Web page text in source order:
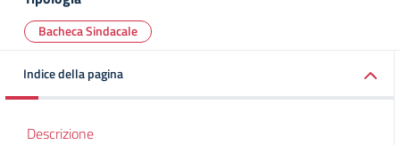
Bacheca Sindacale
Indice della pagina
Descrizione